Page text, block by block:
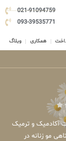
021-91094759
093-39535771
همکاری وبلاگ
آکادمیک و ترمیک
مو زنانه در